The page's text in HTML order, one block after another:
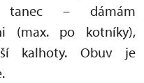
tanec – dámám
(max. po kotníky),
kalhoty. Obuv je